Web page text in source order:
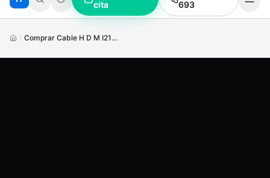
cita
693
Comprar Cable H D M I214 K8 K Torrent